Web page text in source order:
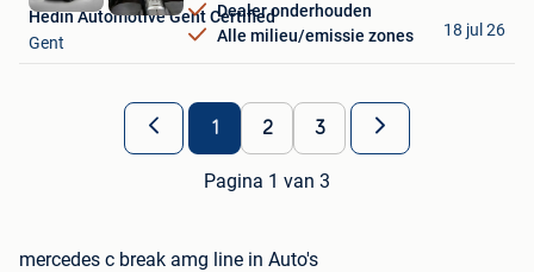
Dealer onderhouden
Alle milieu/emissie zones
Hedin Automotive Gent Certified
Gent
18 jul 26
1 2 3
Pagina 1 van 3
mercedes c break amg line in Auto's